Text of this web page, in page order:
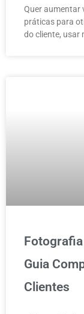
Quer aumentar
práticas para
do cliente, usar
Guia
Clientes